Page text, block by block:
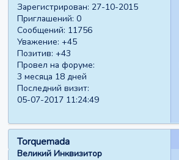
Зарегистрирован: 27-10-2015
Приглашений: 0
Сообщений: 11756
Уважение: +45
Позитив: +43
Провел на форуме:
3 месяца 18 дней
Последний визит:
05-07-2017 11:24:49
Torquemada
Великий Инквизитор